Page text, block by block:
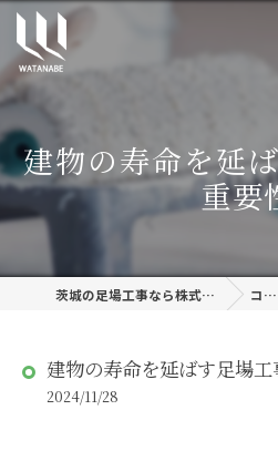
建物の寿命を延
重要
茨城の足場工事なら株式会社渡邊建設 コラム
建物の寿命を延ばす足場
2024/11/28